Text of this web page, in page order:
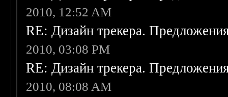
2010, 12:52 AM
RE: Дизайн трекера.
2010, 03:08 PM
RE: Дизайн трекера.
2010, 08:08 AM